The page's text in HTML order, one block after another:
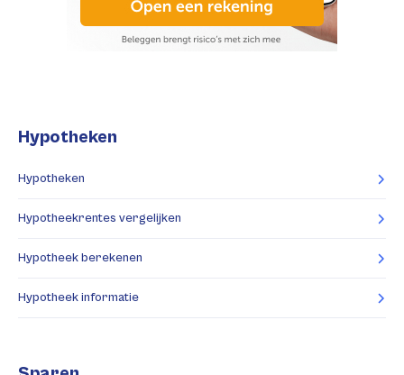
Hypotheken
Hypotheken
Hypotheekrentes vergelijken
Hypotheek berekenen
Hypotheek informatie